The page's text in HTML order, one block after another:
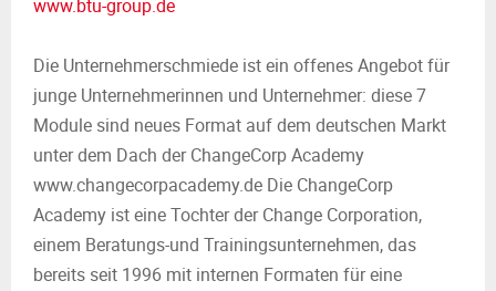
www.btu-group.de
Die Unternehmerschmiede ist ein offenes Angebot für
junge Unternehmerinnen und Unternehmer: diese 7
Module sind neues Format auf dem deutschen Markt
unter dem Dach der ChangeCorp Academy
www.changecorpacademy.de Die ChangeCorp
Academy ist eine Tochter der Change Corporation,
einem Beratungs-und Trainingsunternehmen, das
bereits seit 1996 mit internen Formaten für eine